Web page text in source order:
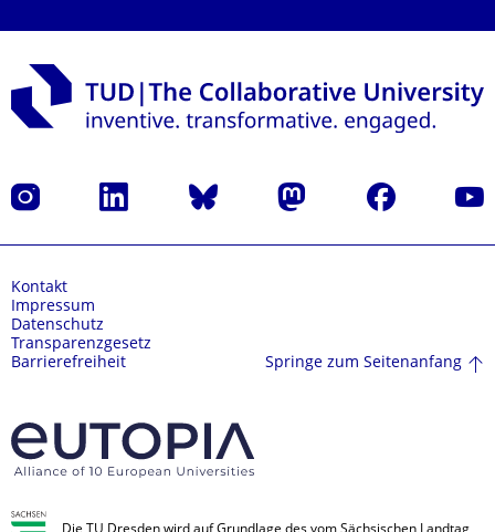
Instagram LinkedIn Bluesky Mastodon Facebook
Kontakt
Impressum
Datenschutz
Transparenzgesetz
Barrierefreiheit
Springe zum Seitenanfang